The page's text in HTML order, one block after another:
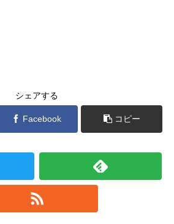
シェアする
Facebook コピー